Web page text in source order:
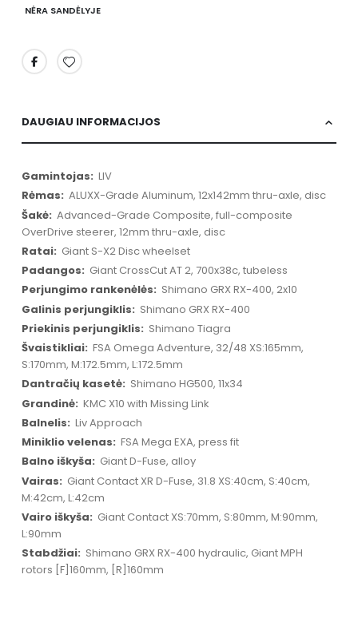
NĖRA SANDĖLYJE
DAUGIAU INFORMACIJOS
Daugiau
informacijos
LIV
ALUXX-Grade Aluminum, 12x142mm thru-axle, disc
Advanced-Grade Composite, full-composite
OverDrive steerer, 12mm thru-axle, disc
Giant S-X2 Disc wheelset
Giant CrossCut AT 2, 700x38c, tubeless
Shimano GRX RX-400, 2x10
Shimano GRX RX-400
Shimano Tiagra
FSA Omega Adventure, 32/48 XS:165mm,
S:170mm, M:172.5mm, L:172.5mm
Shimano HG500, 11x34
KMC X10 with Missing Link
Liv Approach
FSA Mega EXA, press fit
Giant D-Fuse, alloy
Giant Contact XR D-Fuse, 31.8 XS:40cm, S:40cm,
M:42cm, L:42cm
Giant Contact XS:70mm, S:80mm, M:90mm,
L:90mm
Shimano GRX RX-400 hydraulic, Giant MPH
rotors [F]160mm, [R]160mm